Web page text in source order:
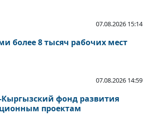
07.08.2026 15:14
более 8 тысяч рабочих мест
07.08.2026 14:59
фонд развития
проектам